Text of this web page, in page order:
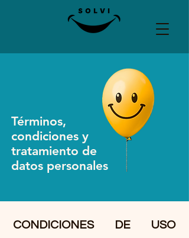
Términos,
condiciones y
tratamiento de
datos personales
CONDICIONES DE USO